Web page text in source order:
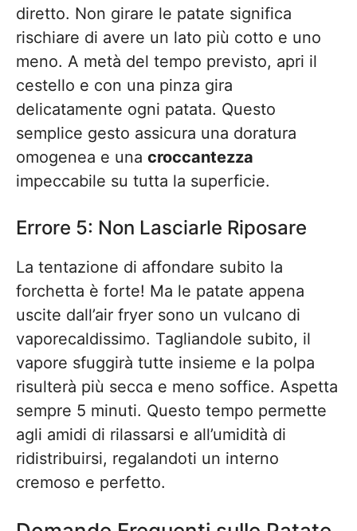
diretto. Non girare le patate significa
rischiare di avere un lato più cotto e uno
meno. A metà del tempo previsto, apri il
cestello e con una pinza gira
delicatamente ogni patata. Questo
semplice gesto assicura una doratura
omogenea e una croccantezza
impeccabile su tutta la superficie.
Errore 5: Non Lasciarle Riposare
La tentazione di affondare subito la
forchetta è forte! Ma le patate appena
uscite dall’air fryer sono un vulcano di
vaporecaldissimo. Tagliandole subito, il
vapore sfuggirà tutte insieme e la polpa
risulterà più secca e meno soffice. Aspetta
sempre 5 minuti. Questo tempo permette
agli amidi di rilassarsi e all’umidità di
ridistribuirsi, regalandoti un interno
cremoso e perfetto.